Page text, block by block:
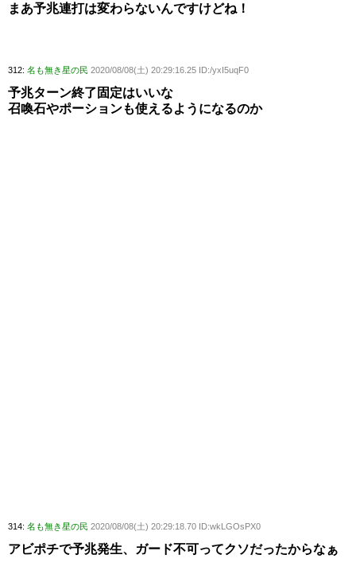
まあ予兆連打は変わらないんですけどね！
312: 名も無き星の民 2020/08/08(土) 20:29:16.25 ID:/yxI5uqF0
予兆ターン終了固定はいいな
召喚石やポーションも使えるようになるのか
314: 名も無き星の民 2020/08/08(土) 20:29:18.70 ID:wkLGOsPX0
アビポチで予兆発生、ガード不可ってクソだったからなぁ